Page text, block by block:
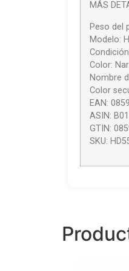
MÁS
Peso del
Modelo:
Color:
Nombre
Color
EAN:
ASIN:
GTIN:
SKU: